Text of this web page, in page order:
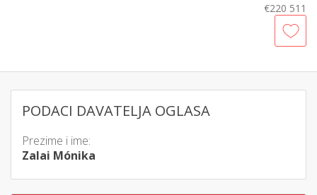
€220 511
PODACI DAVATELJA OGLASA
Prezime i ime:
Zalai Mónika